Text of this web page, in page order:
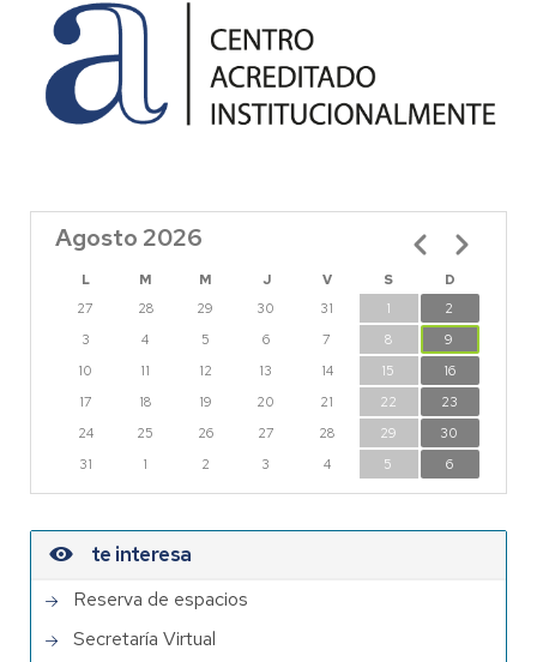
Agosto 2026
L M M J V S
D
27
28 29 30 31 1
2
3
4 5 6 7 8
9
10
11 12 13 14 15
16
17
18 19 20 21 22
23
24
25 26 27 28 29
30
31
1 2 3 4 5 6
Paginación
te interesa
Reserva de espacios
Secretaría Virtual